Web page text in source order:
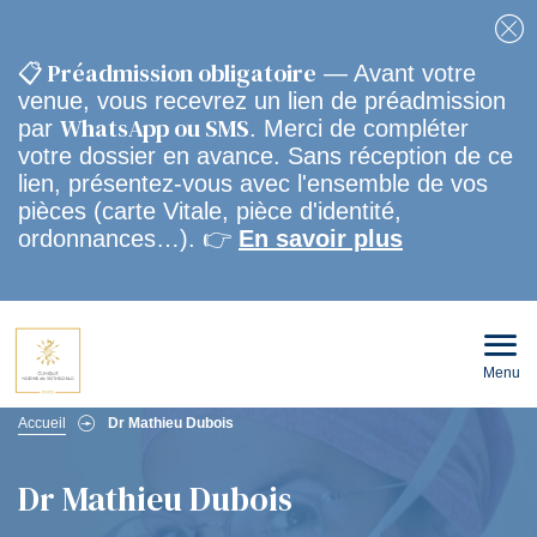
📋 Préadmission obligatoire — Avant votre
venue, vous recevrez un lien de préadmission
par WhatsApp ou SMS. Merci de compléter
votre dossier en avance. Sans réception de ce
lien, présentez-vous avec l'ensemble de vos
pièces (carte Vitale, pièce d'identité,
ordonnances…). 👉 En savoir plus
Menu
menu
Fil
d'Ariane
Accueil Dr Mathieu Dubois
Dr Mathieu Dubois